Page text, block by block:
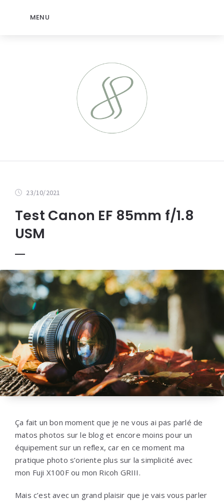
MENU
23/10/2021
Test Canon EF 85mm f/1.8
USM
Ça fait un bon moment que je ne vous ai pas parlé de
matos photos sur le blog et encore moins pour un
équipement sur un reflex, car en ce moment ma
pratique photo s’oriente plus sur la simplicité avec
mon Fuji X100F ou mon Ricoh GRIII.
Mais c’est avec un grand plaisir que je vais vous parler